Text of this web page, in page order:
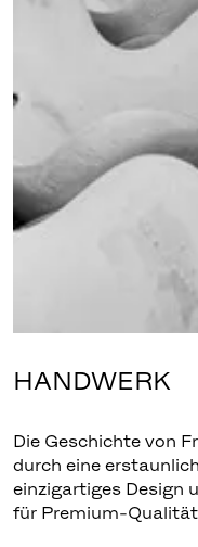
HANDWERK
Die Geschichte von
durch eine
einzigartiges Design
für Premium-